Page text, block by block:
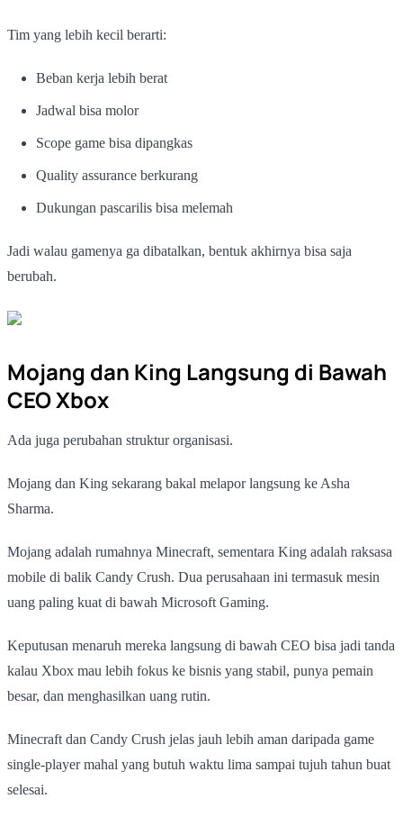
Tim yang lebih kecil berarti:
Beban kerja lebih berat
Jadwal bisa molor
Scope game bisa dipangkas
Quality assurance berkurang
Dukungan pascarilis bisa melemah
Jadi walau gamenya ga dibatalkan, bentuk akhirnya bisa saja
berubah.
Mojang dan King Langsung di Bawah
CEO Xbox
Ada juga perubahan struktur organisasi.
Mojang dan King sekarang bakal melapor langsung ke Asha
Sharma.
Mojang adalah rumahnya Minecraft, sementara King adalah raksasa
mobile di balik Candy Crush. Dua perusahaan ini termasuk mesin
uang paling kuat di bawah Microsoft Gaming.
Keputusan menaruh mereka langsung di bawah CEO bisa jadi tanda
kalau Xbox mau lebih fokus ke bisnis yang stabil, punya pemain
besar, dan menghasilkan uang rutin.
Minecraft dan Candy Crush jelas jauh lebih aman daripada game
single-player mahal yang butuh waktu lima sampai tujuh tahun buat
selesai.